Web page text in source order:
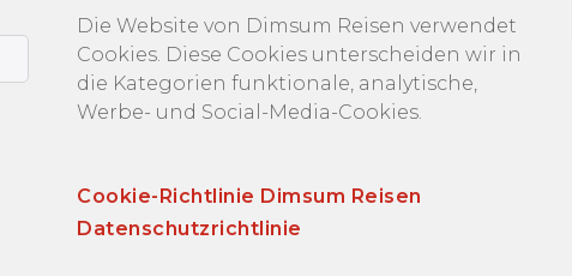
Die Website von Dimsum Reisen verwendet
Cookies. Diese Cookies unterscheiden wir in
die Kategorien funktionale, analytische,
Werbe- und Social-Media-Cookies.
Cookie-Richtlinie Dimsum Reisen
Datenschutzrichtlinie